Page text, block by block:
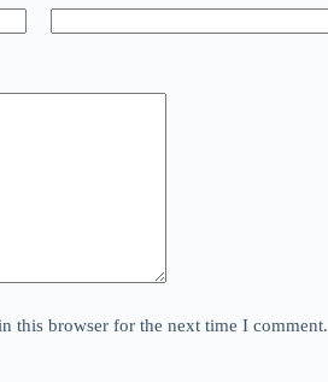
this browser for the next time I comment.